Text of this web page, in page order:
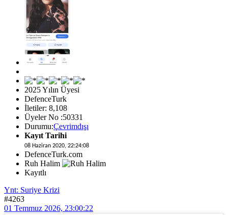
2025 Yılın Üyesi
DefenceTurk
İletiler: 8,108
Üyeler No :50331
Durumu:Çevrimdışı
Kayıt Tarihi
08 Haziran 2020, 22:24:08
DefenceTurk.com
Ruh Halim
Kayıtlı
Ynt: Suriye Krizi
#4263
01 Temmuz 2026, 23:00:22